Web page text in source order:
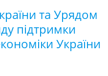
та Урядом
підтримки
України